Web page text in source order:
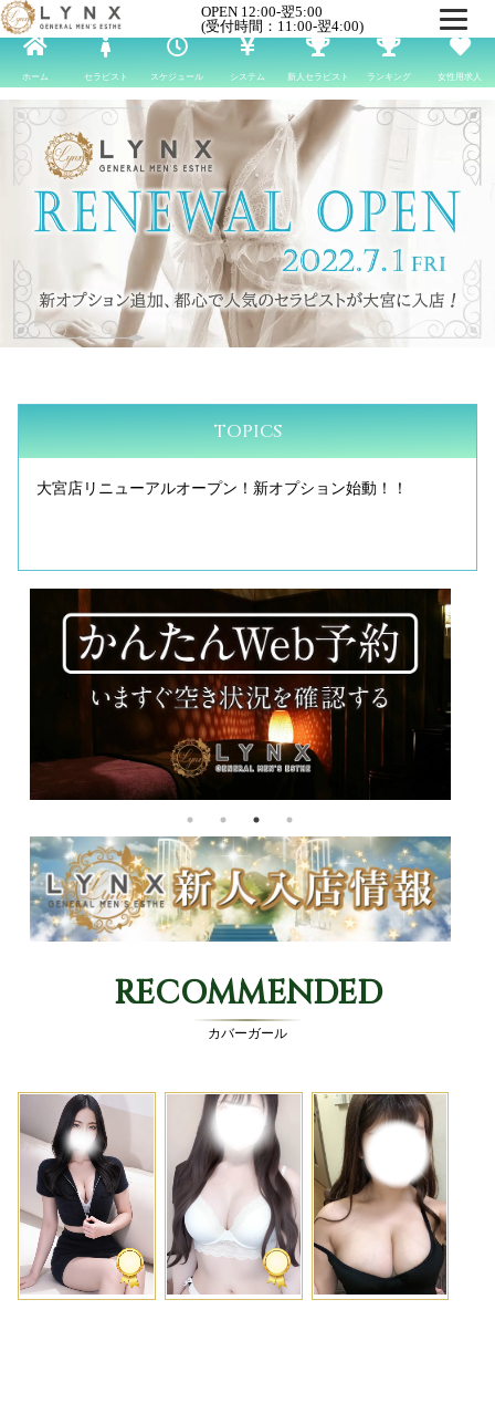
OPEN 12:00-翌5:00
(受付時間：11:00-翌4:00)
ホーム セラピスト スケジュール システム 新人セラピスト ランキング 女性用求人
TOPICS
A～SSランクセラピストは、令和6年5月14日から、写真指
RECOMMENDED
カバーガール